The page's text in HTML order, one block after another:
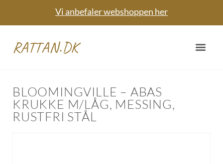
Vi anbefaler webshoppen her
RATTAN.DK
BLOOMINGVILLE – ABAS
KRUKKE M/LÅG, MESSING,
RUSTFRI STÅL